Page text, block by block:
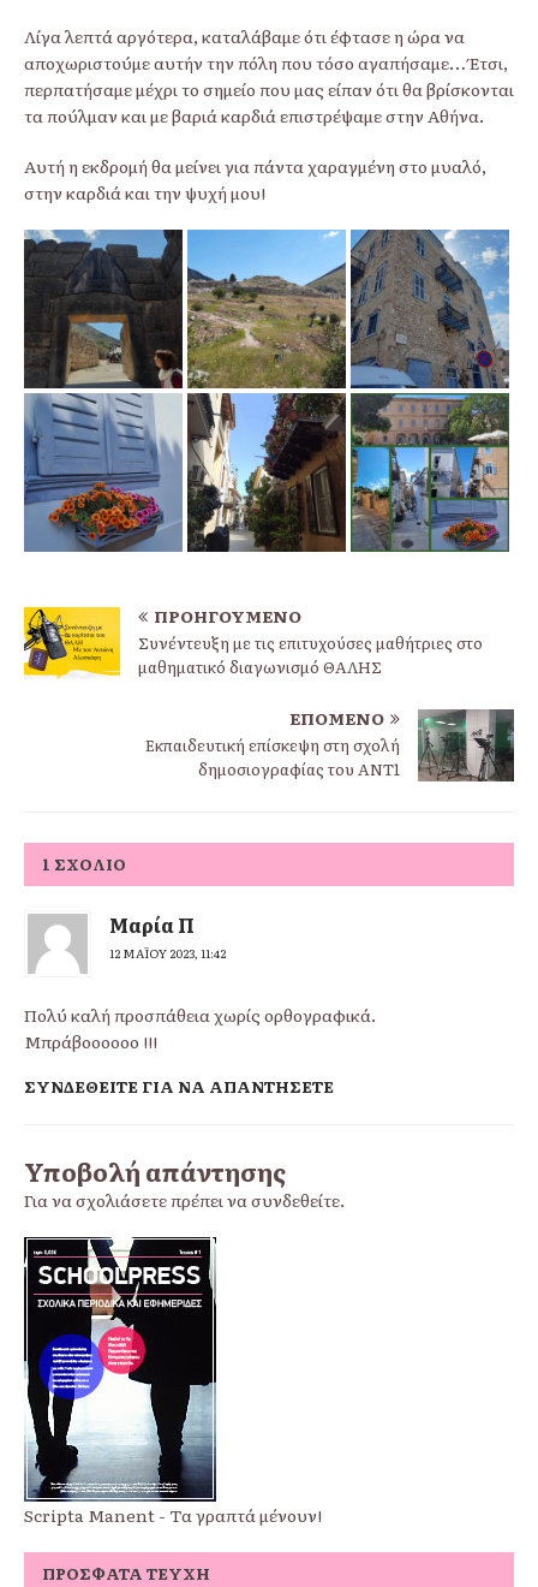
Λίγα λεπτά αργότερα, καταλάβαμε ότι έφτασε η ώρα να
αποχωριστούμε αυτήν την πόλη που τόσο αγαπήσαμε… Έτσι,
περπατήσαμε μέχρι το σημείο που μας είπαν ότι θα βρίσκονται
τα πούλμαν και με βαριά καρδιά επιστρέψαμε στην Αθήνα.
Αυτή η εκδρομή θα μείνει για πάντα χαραγμένη στο μυαλό,
στην καρδιά και την ψυχή μου!
ΠΡΟΗΓΟΎΜΕΝΟ
Συνέντευξη με τις επιτυχούσες μαθήτριες στο
μαθηματικό διαγωνισμό ΘΑΛΗΣ
ΕΠΌΜΕΝΟ
Eκπαιδευτική επίσκεψη στη σχολή
δημοσιογραφίας του ΑΝΤ1
1 ΣΧΌΛΙΟ
Μαρία Π
12 ΜΑΪ́ΟΥ 2023, 11:42
Πολύ καλή προσπάθεια χωρίς ορθογραφικά.
Μπράβοοοοοο !!!
ΣΥΝΔΕΘΕΊΤΕ ΓΙΑ ΝΑ ΑΠΑΝΤΉΣΕΤΕ
Υποβολή απάντησης
Για να σχολιάσετε πρέπει να συνδεθείτε.
Scripta Manent - Τα γραπτά μένουν!
ΠΡΌΣΦΑΤΑ ΤΕΎΧΗ